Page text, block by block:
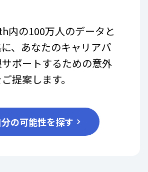
内の100万人のデータと
、あなたのキャリアパ
ポートするための意外
提案します。
分の可能性を探す